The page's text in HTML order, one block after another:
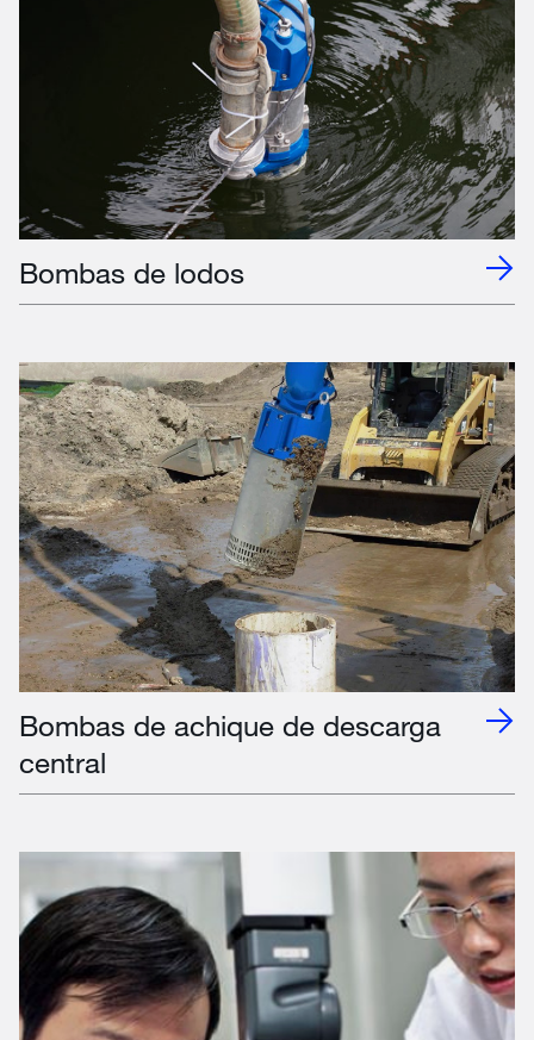
Bombas de lodos
Bombas de achique de descarga
central